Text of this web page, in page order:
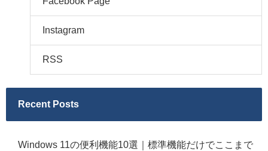
Instagram
RSS
Recent Posts
Windows 11の便利機能10選｜標準機能だけでここまで